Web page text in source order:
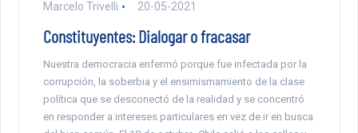
Marcelo Trivelli 20-05-2021
Constituyentes: Dialogar o fracasar
Nuestra democracia enfermó porque fue infectada por la
corrupción, la soberbia y el ensimismamiento de la clase
política que se desconectó de la realidad y se concentró
en responder a intereses particulares en vez de ir en busca